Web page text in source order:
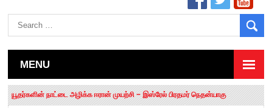
MENU
தமிழக சட்டப்பேரவையில் காலியிடங்கள் 6 ஆக உயர்வு
யூதர்களின் நாட்டை அழிக்க ஈரான் முயற்சி – இஸ்ரேல் பிரதமர் நெதன்யாகு
“மக்களால் நிராகரிக்கப்பட்டவர் ஸ்டாலின்!” – செங்கோட்டையன்